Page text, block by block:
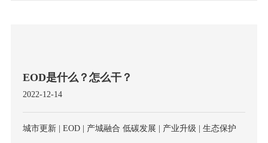
EOD是什么？怎么干？
2022-12-14
城市更新 | EOD | 产城融合 低碳发展 | 产业升级 | 生态保护